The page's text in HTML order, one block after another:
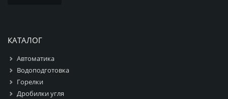
КАТАЛОГ
Автоматика
Водоподготовка
Горелки
Дробилки угля